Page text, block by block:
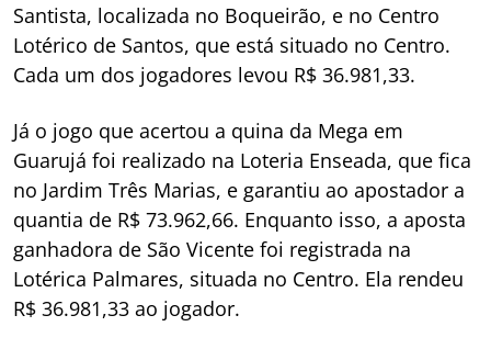
Santista, localizada no Boqueirão, e no Centro
Lotérico de Santos, que está situado no Centro.
Cada um dos jogadores levou R$ 36.981,33.
Já o jogo que acertou a quina da Mega em
Guarujá foi realizado na Loteria Enseada, que fica
no Jardim Três Marias, e garantiu ao apostador a
quantia de R$ 73.962,66. Enquanto isso, a aposta
ganhadora de São Vicente foi registrada na
Lotérica Palmares, situada no Centro. Ela rendeu
R$ 36.981,33 ao jogador.